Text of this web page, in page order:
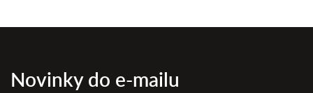
Novinky do e-mailu